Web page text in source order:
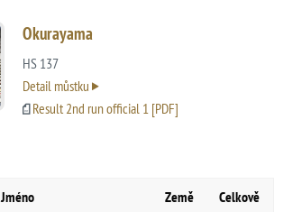
Okurayama
HS 137
Detail můstku
Result 2nd run official 1 [PDF]
Jméno Země Celkově